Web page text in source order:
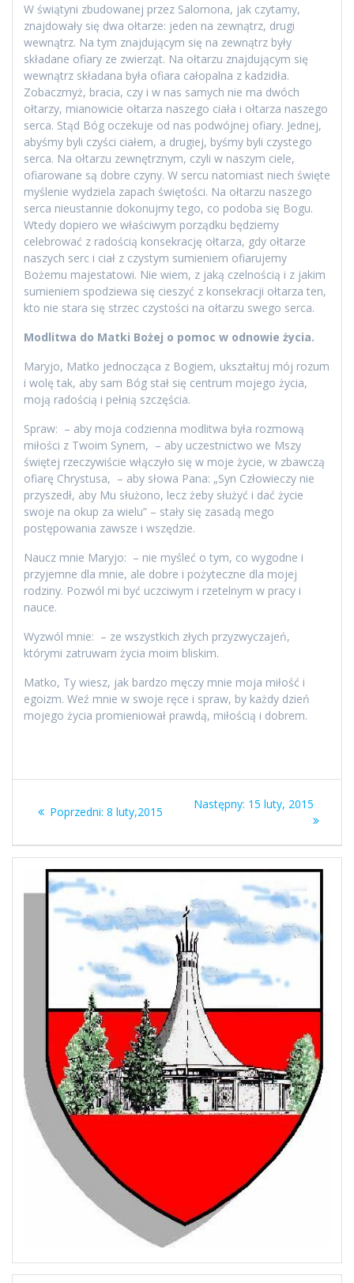
W świątyni zbudowanej przez Salomona, jak czytamy,
znajdowały się dwa ołtarze: jeden na zewnątrz, drugi
wewnątrz. Na tym znajdującym się na zewnątrz były
składane ofiary ze zwierząt. Na ołtarzu znajdującym się
wewnątrz składana była ofiara całopalna z kadzidła.
Zobaczmyż, bracia, czy i w nas samych nie ma dwóch
ołtarzy, mianowicie ołtarza naszego ciała i ołtarza naszego
serca. Stąd Bóg oczekuje od nas podwójnej ofiary. Jednej,
abyśmy byli czyści ciałem, a drugiej, byśmy byli czystego
serca. Na ołtarzu zewnętrznym, czyli w naszym ciele,
ofiarowane są dobre czyny. W sercu natomiast niech święte
myślenie wydziela zapach świętości. Na ołtarzu naszego
serca nieustannie dokonujmy tego, co podoba się Bogu.
Wtedy dopiero we właściwym porządku będziemy
celebrować z radością konsekrację ołtarza, gdy ołtarze
naszych serc i ciał z czystym sumieniem ofiarujemy
Bożemu majestatowi. Nie wiem, z jaką czelnością i z jakim
sumieniem spodziewa się cieszyć z konsekracji ołtarza ten,
kto nie stara się strzec czystości na ołtarzu swego serca.
Modlitwa do Matki Bożej o pomoc w odnowie życia.
Maryjo, Matko jednocząca z Bogiem, ukształtuj mój rozum
i wolę tak, aby sam Bóg stał się centrum mojego życia,
moją radością i pełnią szczęścia.
Spraw: – aby moja codzienna modlitwa była rozmową
miłości z Twoim Synem, – aby uczestnictwo we Mszy
świętej rzeczywiście włączyło się w moje życie, w zbawczą
ofiarę Chrystusa, – aby słowa Pana: „Syn Człowieczy nie
przyszedł, aby Mu służono, lecz żeby służyć i dać życie
swoje na okup za wielu” – stały się zasadą mego
postępowania zawsze i wszędzie.
Naucz mnie Maryjo: – nie myśleć o tym, co wygodne i
przyjemne dla mnie, ale dobre i pożyteczne dla mojej
rodziny. Pozwól mi być uczciwym i rzetelnym w pracy i
nauce.
Wyzwól mnie: – ze wszystkich złych przyzwyczajeń,
którymi zatruwam życia moim bliskim.
Matko, Ty wiesz, jak bardzo męczy mnie moja miłość i
egoizm. Weź mnie w swoje ręce i spraw, by każdy dzień
mojego życia promieniował prawdą, miłością i dobrem.
wpisu
Poprzedni: Poprzedni
8 luty,2015
Następny: Następny
15 luty, 2015